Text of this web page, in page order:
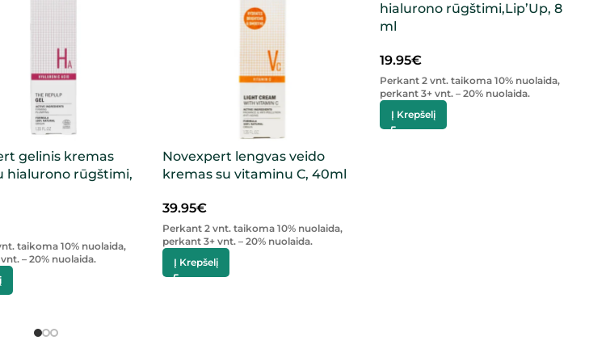
gelinis kremas
hialurono rūgštimi,
taikoma 10% nuolaida,
– 20% nuolaida.
Novexpert lengvas veido
kremas su vitaminu C, 40ml
39.95€
Perkant 2 vnt. taikoma 10% nuolaida,
perkant 3+ vnt. – 20% nuolaida.
Į Krepšelį
hialurono rūgštimi,Lip’Up, 8
ml
19.95€
Perkant 2 vnt. taikoma 10% nuolaida,
perkant 3+ vnt. – 20% nuolaida.
Į Krepšelį